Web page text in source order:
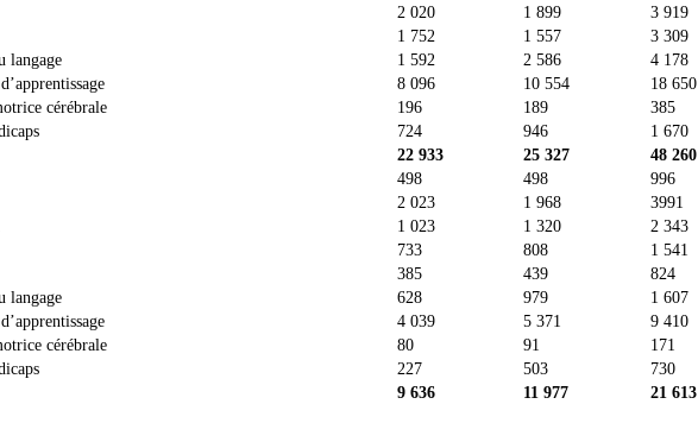
2 020 1 899
3 919
1 752 1 557
3 309
langage
1 592 2 586
4 178
8 096 10 554
18 650
cérébrale
196 189
385
724 946
1 670
22 933 25 327
48 260
498 498
996
2 023 1 968
3991
1 023 1 320
2 343
733 808
1 541
385 439
824
langage
628 979
1 607
4 039 5 371
9 410
cérébrale
80 91
171
227 503
730
9 636 11 977 21 613